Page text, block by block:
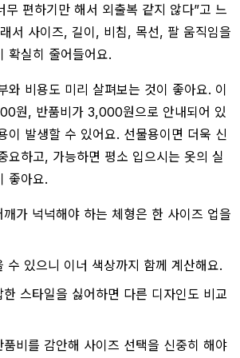
무 편하기만 해서 외출복 같지 않다”고 느
서 사이즈, 길이, 비침, 목선, 팔 움직임을
확실히 줄어들어요.
와 비용도 미리 살펴보는 것이 좋아요. 이
원, 반품비가 3,000원으로 안내되어 있
이 발생할 수 있어요. 선물용이면 더욱 신
요하고, 가능하면 평소 입으시는 옷의 실
좋아요.
깨가 넉넉해야 하는 체형은 한 사이즈 업을
수 있으니 이너 색상까지 함께 계산해요.
한 스타일을 싫어하면 다른 디자인도 비교
품비를 감안해 사이즈 선택을 신중히 해야